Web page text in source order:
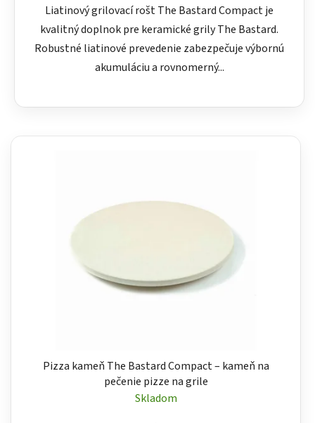
Liatinový grilovací rošt The Bastard Compact je
kvalitný doplnok pre keramické grily The Bastard.
Robustné liatinové prevedenie zabezpečuje výbornú
akumuláciu a rovnomerný...
Pizza kameň The Bastard Compact – kameň na
pečenie pizze na grile
Skladom